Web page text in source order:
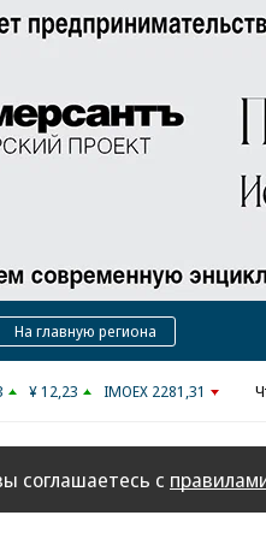
На главную региона
¥ 12,23 IMOEX 2281,31
соглашаетесь с